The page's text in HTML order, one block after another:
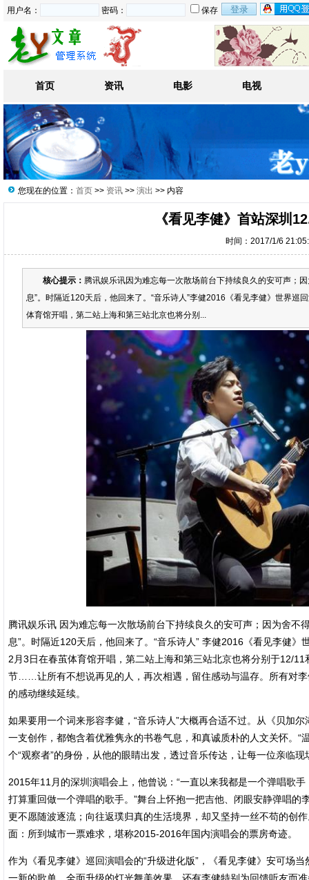
用户名： 密码： 保存
首页 资讯 电影 电视
您现在的位置： 首页 >> 资讯 >> 演出 >> 内容
《看见李健》首站深圳
时间：2017/1/6
核心提示： 腾讯娱乐讯因为难忘每一次散场前台下持续良久的安可声；
息”。时隔近120天后，他回来了。“音乐诗人”李健2016《看见李健》世界巡
体育馆开唱，第二站上海和第三站北京也将分别...
腾讯娱乐讯 因为难忘每一次散场前台下持续良久的安可声；因为舍不
息”。时隔近120天后，他回来了。“音乐诗人” 李健2016《看见李健
2月3日在春茧体育馆开唱，第二站上海和第三站北京也将分别于12/
节……让所有不想说再见的人，再次相遇，留住感动与温存。所有对
的感动继续延续。
如果要用一个词来形容李健，“音乐诗人”大概再合适不过。从《贝加
一支创作，都饱含着优雅隽永的书卷气息，和真诚质朴的人文关怀。
个“观察者”的身份，从他的眼睛出发，透过音乐传达，让每一位亲临
2015年11月的深圳演唱会上，他曾说：“一直以来我都是一个弹唱歌
打算重回做一个弹唱的歌手。”舞台上怀抱一把吉他、闭眼安静弹唱
更不愿随波逐流；向往返璞归真的生活境界，却又坚持一丝不苟的创
面：所到城市一票难求，堪称2015-2016年国内演唱会的票房奇迹。
作为《看见李健》巡回演唱会的“升级进化版”，《看见李健》安可场